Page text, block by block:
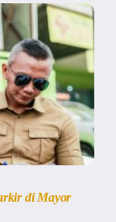
di Mayor